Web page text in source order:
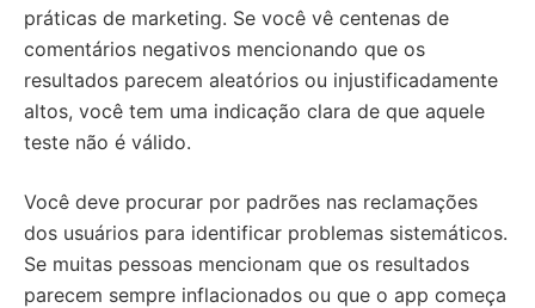
práticas de marketing. Se você vê centenas de
comentários negativos mencionando que os
resultados parecem aleatórios ou injustificadamente
altos, você tem uma indicação clara de que aquele
teste não é válido.
Você deve procurar por padrões nas reclamações
dos usuários para identificar problemas sistemáticos.
Se muitas pessoas mencionam que os resultados
parecem sempre inflacionados ou que o app começa